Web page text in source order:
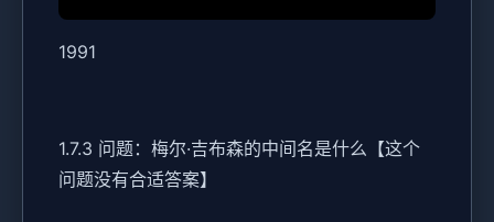
1991
1.7.3 问题：梅尔·吉布森的中间名是什么【这个
问题没有合适答案】